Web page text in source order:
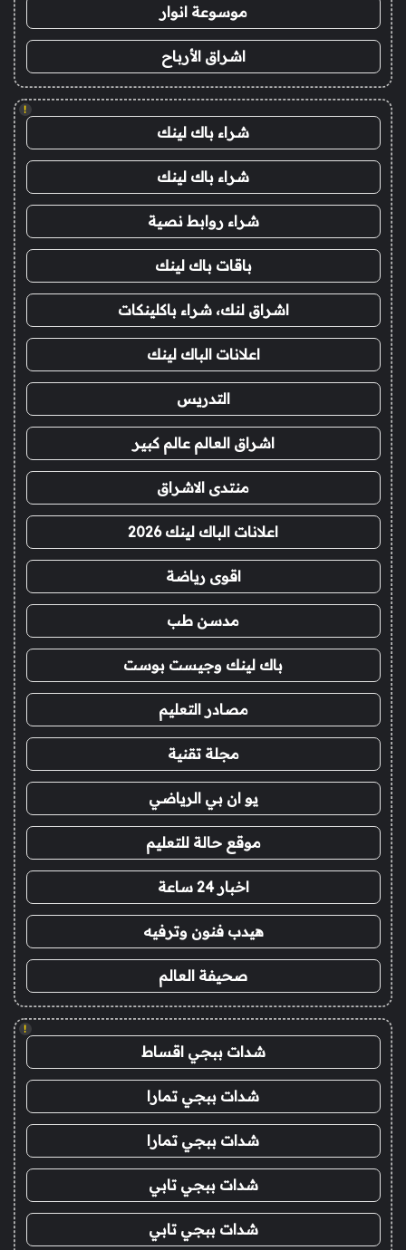
موسوعة انوار
اشراق الأرباح
!
شراء باك لينك
شراء باك لينك
شراء روابط نصية
باقات باك لينك
اشراق لنك، شراء باكلينكات
اعلانات الباك لينك
التدريس
اشراق العالم عالم كبير
منتدى الاشراق
اعلانات الباك لينك 2026
اقوى رياضة
مدسن طب
باك لينك وجيست بوست
مصادر التعليم
مجلة تقنية
يو ان بي الرياضي
موقع حالة للتعليم
اخبار 24 ساعة
هيدب فنون وترفيه
صحيفة العالم
!
شدات ببجي اقساط
شدات ببجي تمارا
شدات ببجي تمارا
شدات ببجي تابي
شدات ببجي تابي